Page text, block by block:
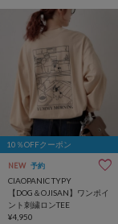
10％OFFクーポン
NEW 予約
CIAOPANIC TYPY
【DOG＆OJISAN】ワンポイ
ント刺繍ロンTEE
¥4,950